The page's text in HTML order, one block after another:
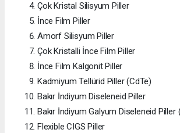
Çok Kristal Silisyum Piller
İnce Film Piller
Amorf Silisyum Piller
Çok Kristalli İnce Film Piller
İnce Film Kalgonit Piller
Kadmiyum Tellürid Piller (CdTe)
Bakır İndiyum Diseleneid Piller
Bakır İndiyum Galyum Diseleneid Piller
Flexible CIGS Piller